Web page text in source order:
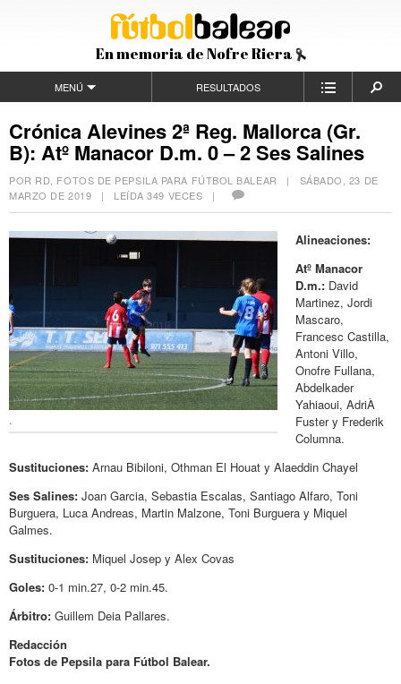
En memoria de Nofre Riera
MENÚ RESULTADOS
Crónica Alevines 2ª Reg. Mallorca (Gr.
B): Atº Manacor D.m. 0 – 2 Ses Salines
POR RD, FOTOS DE PEPSILA PARA FÚTBOL BALEAR | SÁBADO, 23 DE
MARZO DE 2019 | LEÍDA 349 VECES |
.
Alineaciones:
Atº Manacor
D.m.: David
Martinez, Jordi
Mascaro,
Francesc Castilla,
Antoni Villo,
Onofre Fullana,
Abdelkader
Yahiaoui, AdriÀ
Fuster y Frederik
Columna.
Sustituciones: Arnau Bibiloni, Othman El Houat y Alaeddin Chayel
Ses Salines: Joan Garcia, Sebastia Escalas, Santiago Alfaro, Toni
Burguera, Luca Andreas, Martin Malzone, Toni Burguera y Miquel
Galmes.
Sustituciones: Miquel Josep y Alex Covas
Goles: 0-1 min.27, 0-2 min.45.
Árbitro: Guillem Deia Pallares.
Redacción
Fotos de Pepsila para Fútbol Balear.